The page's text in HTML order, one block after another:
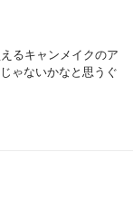
るキャンメイクのア
ゃないかなと思うぐ